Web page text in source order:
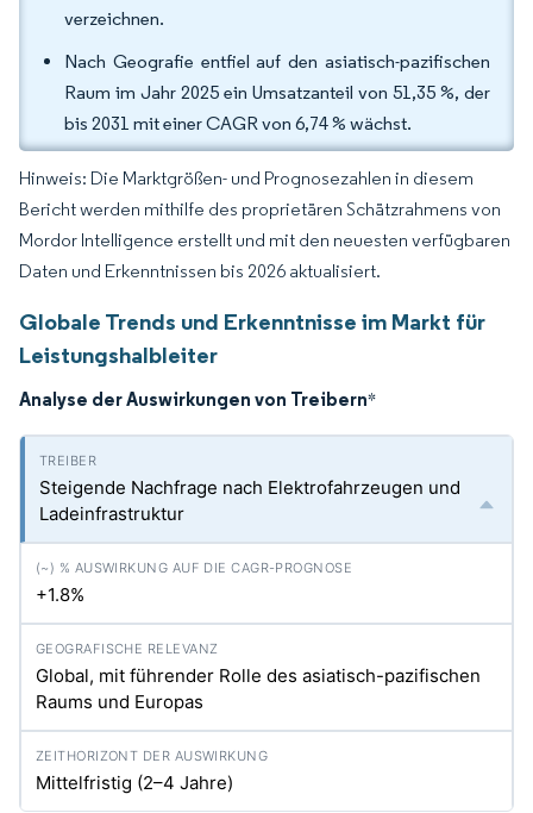
verzeichnen.
Nach Geografie entfiel auf den asiatisch-pazifischen
Raum im Jahr 2025 ein Umsatzanteil von 51,35 %, der
bis 2031 mit einer CAGR von 6,74 % wächst.
Hinweis: Die Marktgrößen- und Prognosezahlen in diesem
Bericht werden mithilfe des proprietären Schätzrahmens von
Mordor Intelligence erstellt und mit den neuesten verfügbaren
Daten und Erkenntnissen bis 2026 aktualisiert.
Globale Trends und Erkenntnisse im Markt für
Leistungshalbleiter
Analyse der Auswirkungen von Treibern*
Steigende Nachfrage nach Elektrofahrzeugen und
Ladeinfrastruktur
+1.8%
Global, mit führender Rolle des asiatisch-pazifischen
Raums und Europas
Mittelfristig (2–4 Jahre)